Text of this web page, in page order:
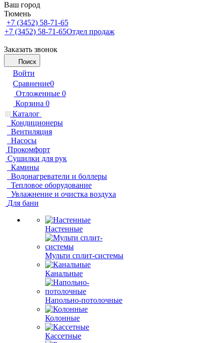
Ваш город
Тюмень
+7 (3452) 58-71-65
+7 (3452) 58-71-65Отдел продаж
Заказать звонок
Поиск
Войти
Сравнение0
Отложенные 0
Корзина 0
Каталог
Кондиционеры
Вентиляция
Насосы
Прокомфорт
Сушилки для рук
Камины
Водонагреватели и боллеры
Тепловое оборудование
Увлажнение и очистка воздуха
Для бани
Настенные
Мульти сплит-системы
Канальные
Напольно-потолочные
Колонные
Кассетные